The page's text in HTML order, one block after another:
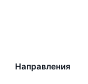
Направления